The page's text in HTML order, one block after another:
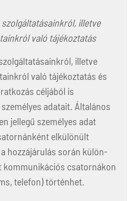
illetve
való tájékoztatás
illetve
való tájékoztatás és
céljából is
adatait. Általános
jellegű személyes adat
elkülönült
hozzájárulás során külön-
kommunikációs csatornákon
telefon) történhet.